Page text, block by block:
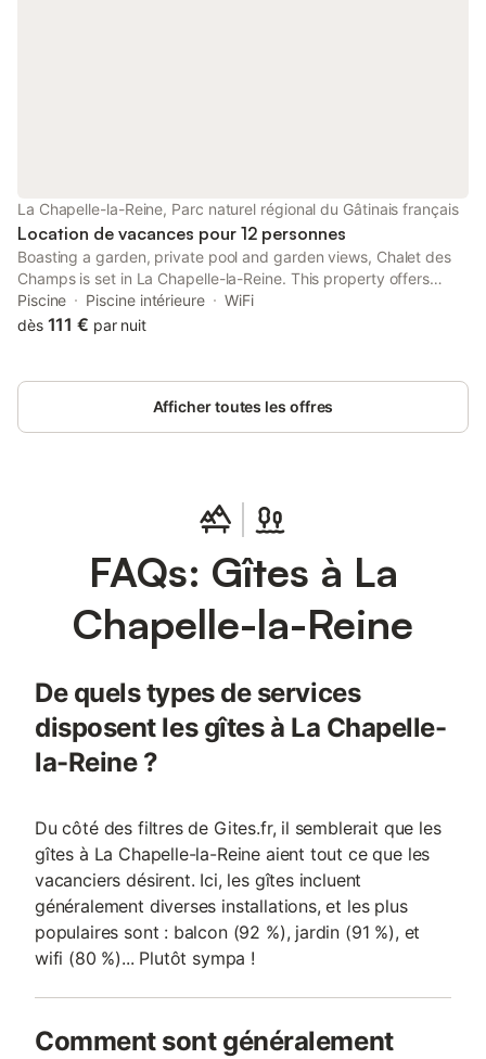
La Chapelle-la-Reine, Parc naturel régional du Gâtinais français
Location de vacances pour 12 personnes
Boasting a garden, private pool and garden views, Chalet des
Champs is set in La Chapelle-la-Reine. This property offers
access to a terrace, free private parking and free WiFi.
Piscine Piscine intérieure
WiFi
dès 111 € par nuit
Afficher toutes les offres
FAQs: Gîtes à La
Chapelle-la-Reine
De quels types de services
disposent les gîtes à La Chapelle-
la-Reine ?
Du côté des filtres de Gites.fr, il semblerait que les
gîtes à La Chapelle-la-Reine aient tout ce que les
vacanciers désirent. Ici, les gîtes incluent
généralement diverses installations, et les plus
populaires sont : balcon (92 %), jardin (91 %), et
wifi (80 %)... Plutôt sympa !
Comment sont généralement